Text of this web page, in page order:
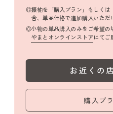
振袖を「購入プラン」もしく
合、単品価格で追加購入いただ
小物の単品購入のみをご希望の
やまとオンラインストアにてご
お近くの
購入プ